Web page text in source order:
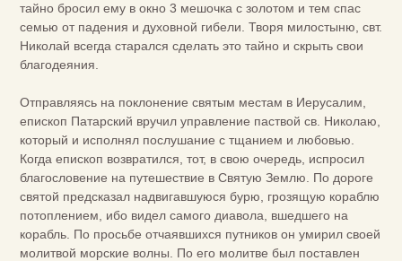
тайно бросил ему в окно 3 мешочка с золотом и тем спас
семью от падения и духовной гибели. Творя милостыню, свт.
Николай всегда старался сделать это тайно и скрыть свои
благодеяния.
Отправляясь на поклонение святым местам в Иерусалим,
епископ Патарский вручил управление паствой св. Николаю,
который и исполнял послушание с тщанием и любовью.
Когда епископ возвратился, тот, в свою очередь, испросил
благословение на путешествие в Святую Землю. По дороге
святой предсказал надвигавшуюся бурю, грозящую кораблю
потоплением, ибо видел самого диавола, вшедшего на
корабль. По просьбе отчаявшихся путников он умирил своей
молитвой морские волны. По его молитве был поставлен